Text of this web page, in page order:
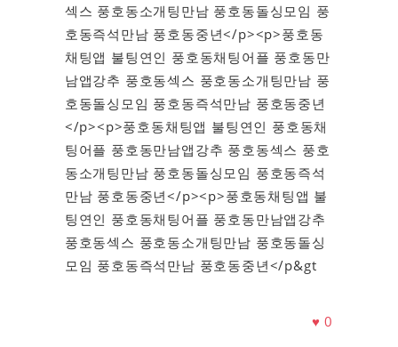
섹스 풍호동소개팅만남 풍호동돌싱모임 풍
호동즉석만남 풍호동중년</p><p>풍호동
채팅앱 불팅연인 풍호동채팅어플 풍호동만
남앱강추 풍호동섹스 풍호동소개팅만남 풍
호동돌싱모임 풍호동즉석만남 풍호동중년
</p><p>풍호동채팅앱 불팅연인 풍호동채
팅어플 풍호동만남앱강추 풍호동섹스 풍호
동소개팅만남 풍호동돌싱모임 풍호동즉석
만남 풍호동중년</p><p>풍호동채팅앱 불
팅연인 풍호동채팅어플 풍호동만남앱강추
풍호동섹스 풍호동소개팅만남 풍호동돌싱
모임 풍호동즉석만남 풍호동중년</p&gt
♥0